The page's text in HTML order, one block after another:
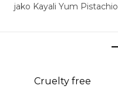
jako Kayali Yum Pistachio
Cruelty free